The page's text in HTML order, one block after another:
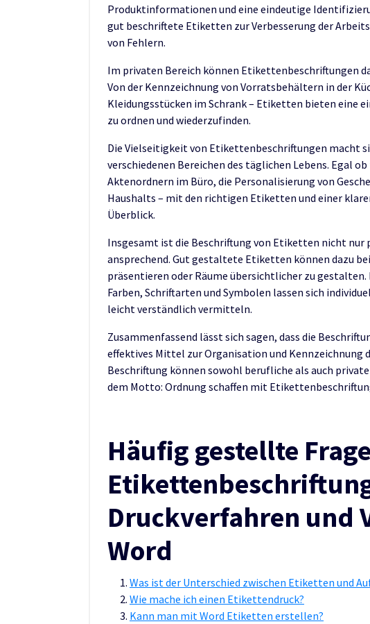
Produktinformationen und eine eindeutige
gut beschriftete Etiketten zur Verbesserung der
von Fehlern.
Im privaten Bereich können Etikettenbeschriftungen
Von der Kennzeichnung von Vorratsbehältern in der
Kleidungsstücken im Schrank – Etiketten bieten eine
zu ordnen und wiederzufinden.
Die Vielseitigkeit von Etikettenbeschriftungen macht
verschiedenen Bereichen des täglichen Lebens. Egal
Aktenordnern im Büro, die Personalisierung von
Haushalts – mit den richtigen Etiketten und einer
Überblick.
Insgesamt ist die Beschriftung von Etiketten nicht nur
ansprechend. Gut gestaltete Etiketten können dazu
präsentieren oder Räume übersichtlicher zu gestalten.
Farben, Schriftarten und Symbolen lassen sich
leicht verständlich vermitteln.
Zusammenfassend lässt sich sagen, dass die
effektives Mittel zur Organisation und Kennzeichnung
Beschriftung können sowohl berufliche als auch
dem Motto: Ordnung schaffen mit
Häufig gestellte
Druckverfahren und
Word
Was ist der Unterschied zwischen Etiketten und
Wie mache ich einen Etikettendruck?
Kann man mit Word Etiketten erstellen?